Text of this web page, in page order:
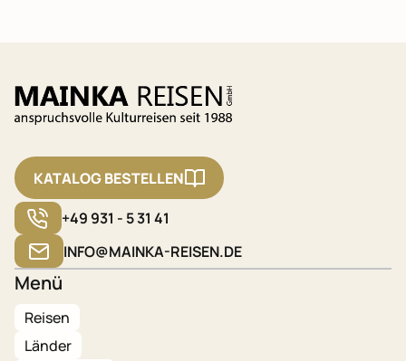
KATALOG BESTELLEN
+49 931 - 5 31 41
INFO@MAINKA-REISEN.DE
Menü
Reisen
Länder